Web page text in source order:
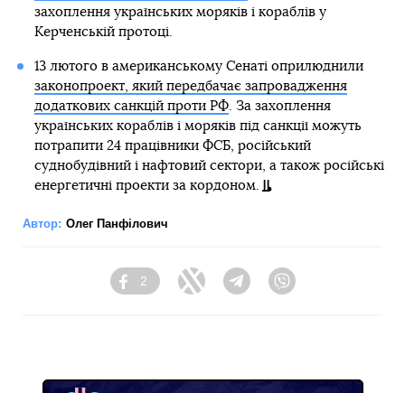
захоплення українських моряків і кораблів у
Керченській протоці.
13 лютого в американському Сенаті оприлюднили
законопроект, який передбачає запровадження
додаткових санкцій проти РФ. За захоплення
українських кораблів і моряків під санкції можуть
потрапити 24 працівники ФСБ, російський
суднобудівний і нафтовий сектори, а також російські
енергетичні проекти за кордоном.
Автор: Олег Панфілович
Facebook
2
Twitter TelegramViber